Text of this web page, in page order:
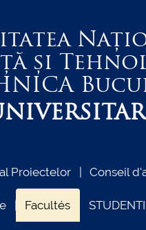
și
Proiectelor Conseil
Facultés